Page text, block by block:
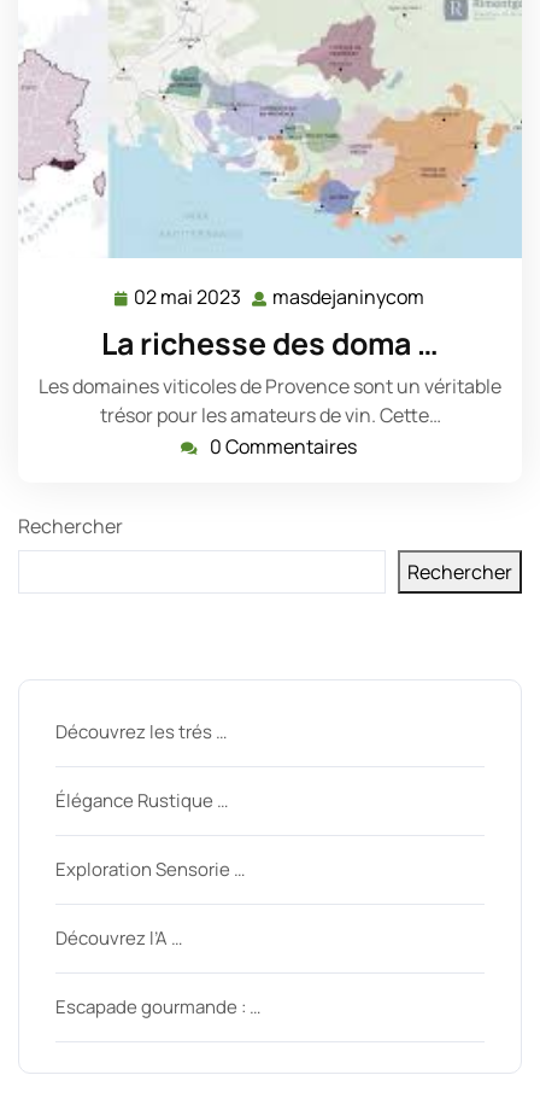
02 mai 2023 02
2023
masdejaninycom
La richesse des doma …
Les domaines viticoles de Provence sont un véritable
trésor pour les amateurs de vin. Cette…
0 Commentaires
Rechercher
Rechercher
Découvrez les trés …
Élégance Rustique …
Exploration Sensorie …
Découvrez l’A …
Escapade gourmande : …